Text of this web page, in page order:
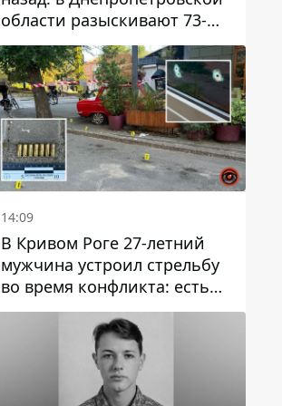
области разыскивают 73-
летнего мужчину
14:09
В Кривом Роге 27-летний
мужчина устроил стрельбу
во время конфликта: есть
раненый